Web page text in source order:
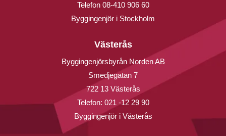
Telefon 08-410 906 60
Byggingenjör i Stockholm
Västerås
Byggingenjörsbyrån Norden AB
Smedjegatan 7
722 13 Västerås
Telefon: 021 -12 29 90
Byggingenjör i Västerås